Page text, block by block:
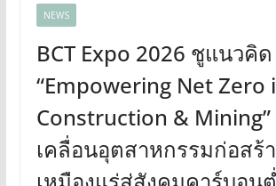
NEWS
BCT Expo 2026 ชูแนวคิด
“Empowering Net Zero
Construction &
เคลื่อนอุตสาหกรรมก่อสร้